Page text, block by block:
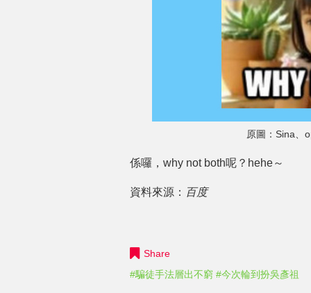
原圖：Sina、
係囉，why not both呢？hehe～
資料來源： 百度
Share
#騙徒手法層出不窮 #今次輪到扮吳彥祖